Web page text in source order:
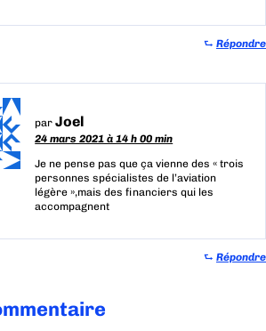
⮑ Répondre
parJoel
24 mars 2021 à 14 h 00 min
Je ne pense pas que ça vienne des « trois
personnes spécialistes de l’aviation
légère »,mais des financiers qui les
accompagnent
⮑ Répondre